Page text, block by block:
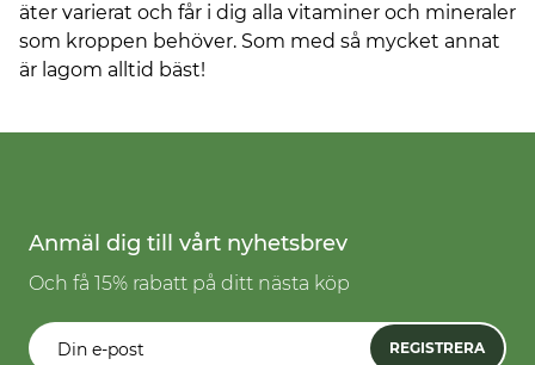
äter varierat och får i dig alla vitaminer och mineraler
som kroppen behöver. Som med så mycket annat
är lagom alltid bäst!
Anmäl dig till vårt nyhetsbrev
Och få 15% rabatt på ditt nästa köp
REGISTRERA